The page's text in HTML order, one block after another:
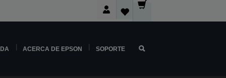
ACERCA DE EPSON SOPORTE